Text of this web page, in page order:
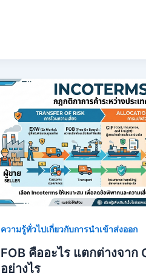
ความรู้ทั่วไปเกี่ยวกับการนำเข้าส่งออก
FOB คืออะไร แตกต่างจาก
อย่างไร